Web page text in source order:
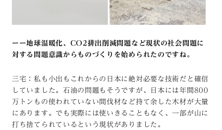
ーー地球温暖化、CO2排出削減問題など現状の社会問題に
対する問題意識からものづくりを始められたのですね。
三宅：私も小出もこれからの日本に絶対必要な技術だと確信
していました。石油の問題もそうですが、日本には年間800
万トンもの使われていない間伐材など持て余した木材が大量
にあります。でも実際には使いきることもなく、一部が山に
打ち捨てられているという現状がありました。